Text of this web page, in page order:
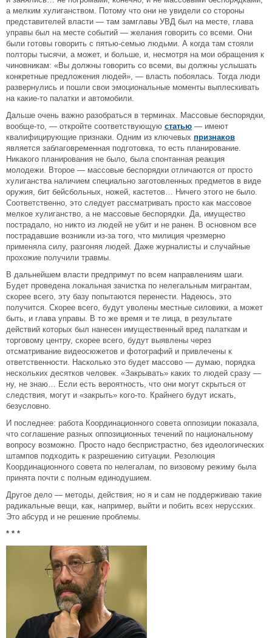
а мелким хулиганством. Потому что они не увидели со стороны
представителей власти — там замглавы УВД был на месте, глава
управы был на месте событий — желания говорить со всеми. Они
были готовы говорить с пятью-семью людьми. А когда там стояли
полторы тысячи, а может, и больше, и, несмотря на мои обращения к
чиновникам: «Вы должны говорить со всеми, вы должны услышать
конкретные предложения людей», — власть побоялась. Тогда люди
развернулись и пошли свои эмоциональные моменты выплескивать
на какие-то палатки и автомобили.
Дальше очень важно разобраться в терминах. Массовые беспорядки,
вообще-то, — откройте соответствующую статью — имеют
квалифицирующие признаки. Одним из ключевых признаков
является заблаговременная подготовка, то есть планирование.
Никакого планирования не было, была спонтанная реакция
молодежи. Второе — массовые беспорядки отличаются от просто
хулиганства наличием специально заготовленных предметов в виде
оружия, бит бейсбольных, ножей, кастетов… Ничего этого не было.
Соответственно, это следует рассматривать просто как массовое
мелкое хулиганство, а не массовые беспорядки. Да, имущество
пострадало, но никто из людей не убит и не ранен. В основном все
пострадавшие возникли из-за того, что милиция чрезмерно
применяла силу, разгоняя людей. Даже журналисты и случайные
прохожие получили травмы.
В дальнейшем власти предпримут по всем направлениям шаги.
Будет проведена локальная зачистка по нелегальным мигрантам,
скорее всего, эту базу попытаются перенести. Надеюсь, это
получится. Скорее всего, будут уволены местные силовики, а может
быть, и глава управы. В то же время и те лица, в результате
действий которых был нанесен имущественный вред палаткам и
торговому центру, скорее всего, будут выявлены через
отсматривание видеосюжетов и фотографий и привлечены к
ответственности. Насколько это будет массово — думаю, порядка
нескольких десятков человек. «Закрывать» каких то людей сразу —
ну, не знаю… Если есть вероятность, что они могут скрыться от
следствия, могут и «закрыть» кого-то. Крайнего будут искать,
безусловно.
И последнее: работа Координационного совета оппозиции показала,
что соглашение разных оппозиционных течений по национальному
вопросу возможно. Просто надо беспристрастно, без идеологических
штампов подходить к разрешению ситуации. Резолюция
Координационного совета по нелегалам, по визовому режиму была
принята почти с полным единодушием.
Другое дело — методы, действия; но я и сам не поддерживаю такие
радикальные вещи, как, например, выйти и побить всех нерусских.
Это абсурд и не решение проблемы.
* * *